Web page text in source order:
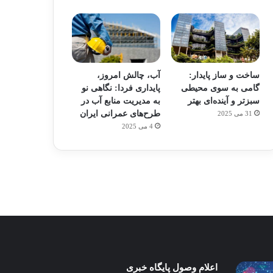
ساخت و ساز پایدار:
گامی به سوی محیطی
سبزتر و آینده‌ای بهتر
31 می 2025
آب، چالش امروز،
پایداری فردا: نگاهی نو
به مدیریت منابع آب در
طرح‌های عمرانی ایران
4 می 2025
هدفون های 2023
آب،
اعلام وصول پایگاه خبری